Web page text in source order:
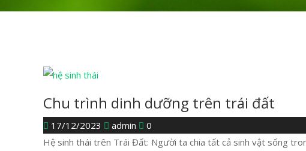
Chu trình dinh dưỡng trên trái đất
17/12/2023 admin
0
Hệ sinh thái trên Trái Đất: Người ta chia tất cả sinh vật sống